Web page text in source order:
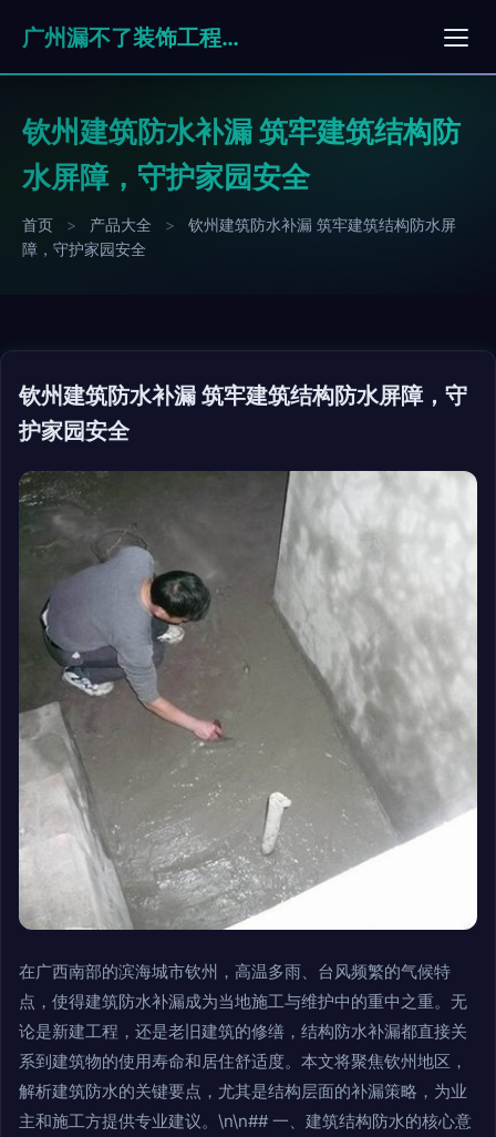
广州漏不了装饰工程有限公司
钦州建筑防水补漏 筑牢建筑结构防
水屏障，守护家园安全
首页 > 产品大全 >
钦州建筑防水补漏 筑牢建筑结构防水屏
障，守护家园安全
钦州建筑防水补漏 筑牢建筑结构防水屏障，守
护家园安全
在广西南部的滨海城市钦州，高温多雨、台风频繁的气候特
点，使得建筑防水补漏成为当地施工与维护中的重中之重。无
论是新建工程，还是老旧建筑的修缮，结构防水补漏都直接关
系到建筑物的使用寿命和居住舒适度。本文将聚焦钦州地区，
解析建筑防水的关键要点，尤其是结构层面的补漏策略，为业
主和施工方提供专业建议。\n\n## 一、建筑结构防水的核心意